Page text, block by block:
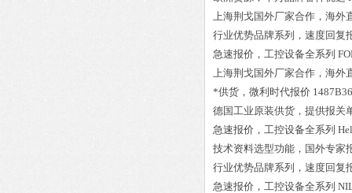
上海荆戈国外厂家合作，海外
行业优势品牌系列，速度回复
急速报价，工控设备全系列
上海荆戈国外厂家合作，海外
*供货，微利时代报价
德国工业原装供货，提供报关
急速报价，工控设备全系列
技术资料选型功能，国外专家
行业优势品牌系列，速度回复
急速报价，工控设备全系列